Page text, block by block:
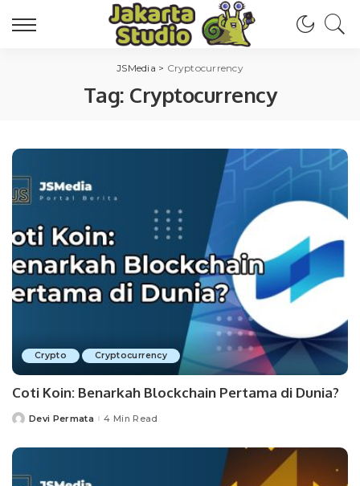
JSMedia > Cryptocurrency
Tag: Cryptocurrency
Crypto Cryptocurrency
Coti Koin: Benarkah Blockchain Pertama di Dunia?
PostedDevi Permata 4 Min Read